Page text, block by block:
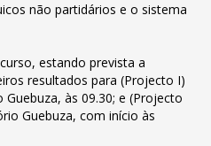
não partidários e o sistema
estando prevista a
resultados para (Projecto I)
às 09.30; e (Projecto
Guebuza, com início às